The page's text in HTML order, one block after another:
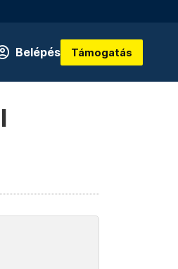
Belépés Támogatás